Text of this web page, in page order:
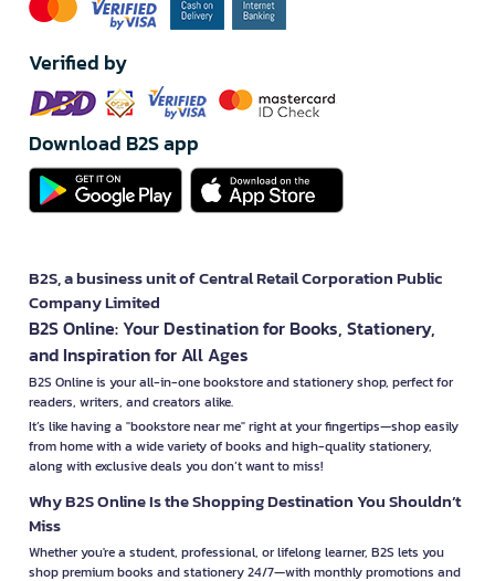
Verified by
Download B2S app
B2S, a business unit of Central Retail Corporation Public
Company Limited
B2S Online: Your Destination for Books, Stationery,
and Inspiration for All Ages
B2S Online is your all-in-one bookstore and stationery shop, perfect for
readers, writers, and creators alike.
It’s like having a "bookstore near me" right at your fingertips—shop easily
from home with a wide variety of books and high-quality stationery,
along with exclusive deals you don’t want to miss!
Why B2S Online Is the Shopping Destination You Shouldn’t
Miss
Whether you're a student, professional, or lifelong learner, B2S lets you
shop premium books and stationery 24/7—with monthly promotions and